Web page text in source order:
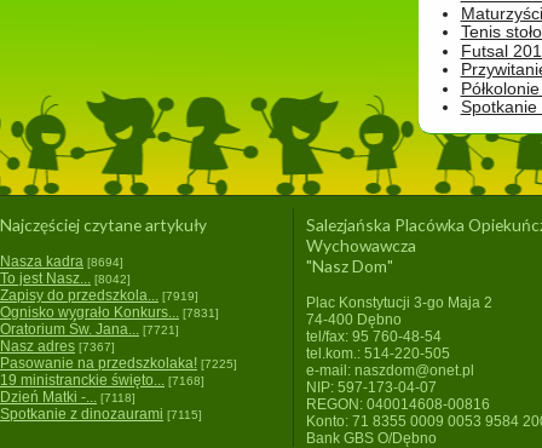
Tenis
Futsal
Najczęściej czytane artykuły
Nasza kadra [8694]
To jest Nasz... [8042]
Zapisy do przedszkola... [7919]
Ognisko wygrało Konkurs... [7831]
Oratorium Św. Jana... [7721]
Nasz adres [7367]
Pasowanie na przedszkolaka! [7225]
19 ministranckie święto... [7168]
Dzień Matki -... [7118]
Spotkanie z dinozaurami [7115]
Salezjańska Placówka
Wychowawcza
"Nasz Dom"
Plac Konstytucji 3-go Maja 2
74-400 Dębno
tel/fax: 95 760-48-54
tel.kom.: 514-220-505
e-mail: naszdom@onet.pl
NIP: 597-173-04-07
REGON: 040014608-00816
Konto: 71 8355 0009 0053 9584
Bank GBS O/Dębno